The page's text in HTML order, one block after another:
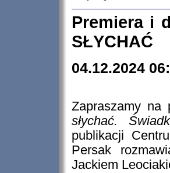
Premiera i
SŁYCHAĆ
04.12.2024
Zapraszamy
słychać.
publikacji
Persak
Jackiem